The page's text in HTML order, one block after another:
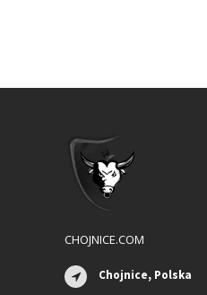
CHOJNICE.COM
Chojnice, Polska